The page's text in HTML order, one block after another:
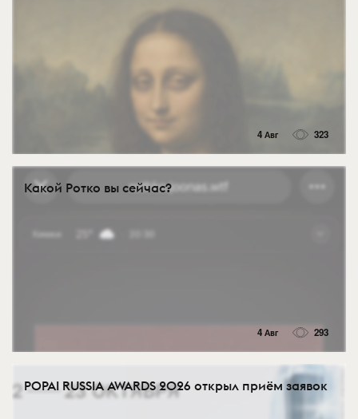
4 Авг 323
Какой Ротко вы сейчас?
4 Авг 293
POPAI RUSSIA AWARDS 2026 открыл приём заявок